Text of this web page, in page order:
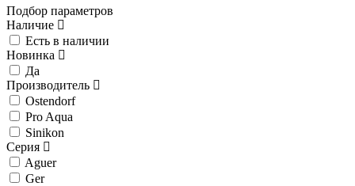
Подбор параметров
Наличие
Есть в наличии
Новинка
Да
Производитель
Ostendorf
Pro Aqua
Sinikon
Серия
Aguer
Ger